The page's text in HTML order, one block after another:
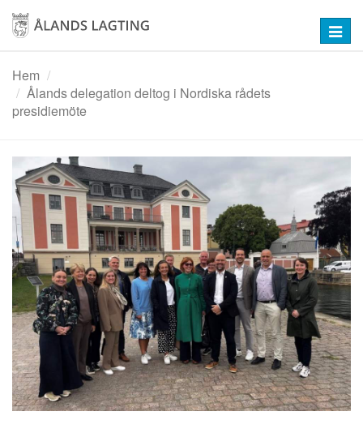
Hoppa
huvudinnehåll
Hem
Ålands delegation deltog i Nordiska rådets
presidiemöte